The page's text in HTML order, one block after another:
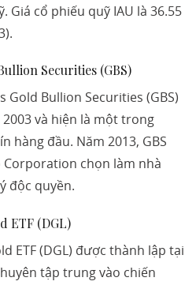
Giá cổ phiếu quỹ IAU là 36.55
Securities (GBS)
Gold Bullion Securities (GBS)
và hiện là một trong
hàng đầu. Năm 2013, GBS
Corporation chọn làm nhà
độc quyền.
ETF (DGL)
ETF (DGL) được thành lập tại
tập trung vào chiến